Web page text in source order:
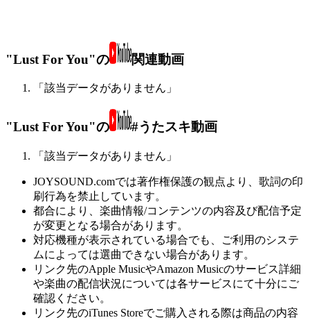
"Lust For You"の 関連動画
「該当データがありません」
"Lust For You"の #うたスキ動画
「該当データがありません」
JOYSOUND.comでは著作権保護の観点より、歌詞の印
刷行為を禁止しています。
都合により、楽曲情報/コンテンツの内容及び配信予定
が変更となる場合があります。
対応機種が表示されている場合でも、ご利用のシステ
ムによっては選曲できない場合があります。
リンク先のApple MusicやAmazon Musicのサービス詳細
や楽曲の配信状況については各サービスにて十分にご
確認ください。
リンク先のiTunes Storeでご購入される際は商品の内容